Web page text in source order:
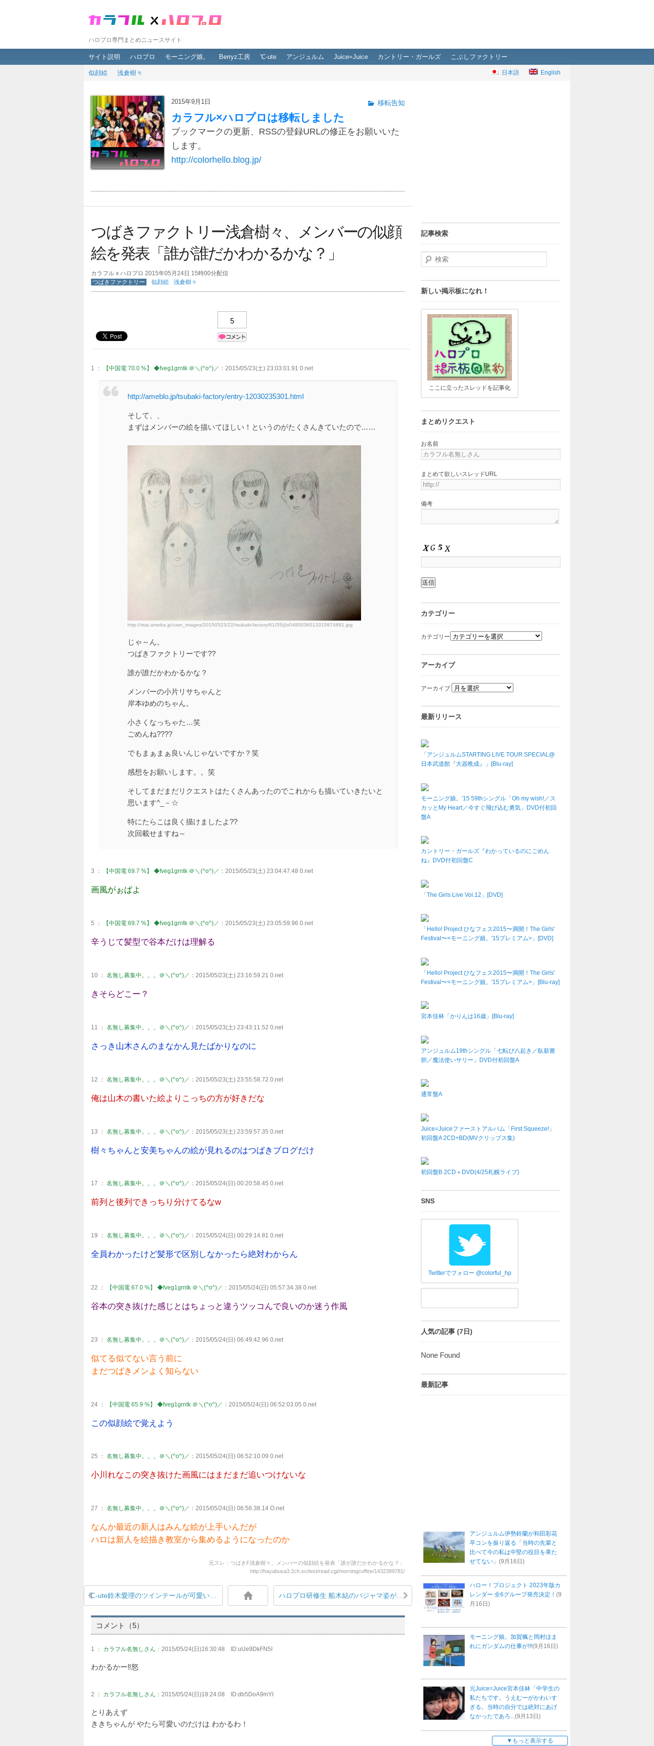
ハロプロ専門まとめニュースサイト
サイト説明 ハロプロ モーニング娘。 Berryz工房 ℃-ute アンジュルム Juice=Juice カントリー・ガールズ こぶしファクトリー
似顔絵 浅倉樹々 日本語 English
2015年9月1日 移転告知
カラフル×ハロプロは移転しました
ブックマークの更新、RSSの登録URLの修正をお願いいた
します。
http://colorhello.blog.jp/
つばきファクトリー浅倉樹々、メンバーの似顔
絵を発表「誰が誰だかわかるかな？」
カラフル x ハロプロ 2015年05月24日 15時00分配信
つばきファクトリー
似顔絵 浅倉樹々
5
1 ： 【中国電 70.0 %】 ◆fveg1grntk ＠＼(^o^)／ ：2015/05/23(土) 23:03:01.91 0.net
http://ameblo.jp/tsubaki-factory/entry-12030235301.html
そして、、
まずはメンバーの絵を描いてほしい！というのがたくさんきていたので……
http://stat.ameba.jp/user_images/20150523/22/tsubaki-factory/61/55/j/o0480036013315874881.jpg
じゃ～ん。
つばきファクトリーです??
誰が誰だかわかるかな？
メンバーの小片リサちゃんと
岸本ゆめのちゃん。
小さくなっちゃた…笑
ごめんね????
でもまぁまぁ良いんじゃないですか？笑
感想をお願いします。。笑
そしてまだまだリクエストはたくさんあったのでこれからも描いていきたいと
思います^_－☆
特にたらこは良く描けましたよ??
次回載せますね～
3 ： 【中国電 69.7 %】 ◆fveg1grntk ＠＼(^o^)／ ：2015/05/23(土) 23:04:47.48 0.net
画風がぉぱよ
5 ： 【中国電 69.7 %】 ◆fveg1grntk ＠＼(^o^)／ ：2015/05/23(土) 23:05:59.96 0.net
辛うじて髪型で谷本だけは理解る
10 ： 名無し募集中。。。＠＼(^o^)／ ：2015/05/23(土) 23:16:59.21 0.net
きそらどこー？
11 ： 名無し募集中。。。＠＼(^o^)／ ：2015/05/23(土) 23:43:11.52 0.net
さっき山木さんのまなかん見たばかりなのに
12 ： 名無し募集中。。。＠＼(^o^)／ ：2015/05/23(土) 23:55:58.72 0.net
俺は山木の書いた絵よりこっちの方が好きだな
13 ： 名無し募集中。。。＠＼(^o^)／ ：2015/05/23(土) 23:59:57.35 0.net
樹々ちゃんと安美ちゃんの絵が見れるのはつばきブログだけ
17 ： 名無し募集中。。。＠＼(^o^)／ ：2015/05/24(日) 00:20:58.45 0.net
前列と後列できっちり分けてるなw
19 ： 名無し募集中。。。＠＼(^o^)／ ：2015/05/24(日) 00:29:14.81 0.net
全員わかったけど髪形で区別しなかったら絶対わからん
22 ： 【中国電 67.0 %】 ◆fveg1grntk ＠＼(^o^)／ ：2015/05/24(日) 05:57:34.38 0.net
谷本の突き抜けた感じとはちょっと違うツッコんで良いのか迷う作風
23 ： 名無し募集中。。。＠＼(^o^)／ ：2015/05/24(日) 06:49:42.96 0.net
似てる似てない言う前に
まだつばきメンよく知らない
24 ： 【中国電 65.9 %】 ◆fveg1grntk ＠＼(^o^)／ ：2015/05/24(日) 06:52:03.05 0.net
この似顔絵で覚えよう
25 ： 名無し募集中。。。＠＼(^o^)／ ：2015/05/24(日) 06:52:10.09 0.net
小川れなこの突き抜けた画風にはまだまだ追いつけないな
27 ： 名無し募集中。。。＠＼(^o^)／ ：2015/05/24(日) 06:56:38.14 O.net
なんか最近の新人はみんな絵が上手いんだが
ハロは新人を絵描き教室から集めるようになったのか
元スレ：つばきF浅倉樹々、メンバーの似顔絵を発表「誰が誰だかわかるかな？」
http://hayabusa3.2ch.sc/test/read.cgi/morningcoffee/1432389781/
℃-ute鈴木愛理のツインテールが可愛いと話題 ハロプロ研修生 船木結のパジャマ姿が可愛いと話題
コメント（5）
1 ： カラフル名無しさん ：2015/05/24(日)16:30:48 ID:uUe9DkFN5I
わかるかー‼︎怒
2 ： カラフル名無しさん ：2015/05/24(日)18:24:08 ID:db5DoA9mYI
とりあえず
ききちゃんが やたら可愛いのだけは わかるわ！
記事検索
検索
新しい掲示板になれ！
ここに立ったスレッドを記事化
まとめリクエスト
お名前
まとめて欲しいスレッドURL
備考
カテゴリー
カテゴリー
アーカイブ
アーカイブ
最新リリース
「アンジュルムSTARTING LIVE TOUR SPECIAL@
日本武道館『大器晩成』」[Blu-ray]
モーニング娘。'15 59thシングル「Oh my wish!／ス
カッとMy Heart／今すぐ飛び込む勇気」DVD付初回
盤A
カントリー・ガールズ『わかっているのにごめん
ね』DVD付初回盤C
「The Girls Live Vol.12」[DVD]
「Hello! Project ひなフェス2015〜満開！The Girls'
Festival〜<モーニング娘。'15プレミアム>」[DVD]
「Hello! Project ひなフェス2015〜満開！The Girls'
Festival〜<モーニング娘。'15プレミアム>」[Blu-ray]
宮本佳林「かりんは16歳」[Blu-ray]
アンジュルム19thシングル「七転び八起き／臥薪嘗
胆／魔法使いサリー」DVD付初回盤A
通常盤A
Juice=Juiceファーストアルバム「First Squeeze!」
初回盤A 2CD+BD(MVクリップス集)
初回盤B 2CD＋DVD(4/25札幌ライブ)
SNS
Twitterでフォロー @colorful_hp
人気の記事 (7日)
None Found
最新記事
アンジュルム伊勢鈴蘭が和田彩花
卒コンを振り返る「当時の先輩と
比べて今の私は中堅の役目を果た
せてない」 (9月16日)
ハロー！プロジェクト 2023年版カ
レンダー 全6グループ発売決定！ (9
月16日)
モーニング娘。加賀楓と岡村ほま
れにガンダムの仕事が!!!(9月16日)
元Juice=Juice宮本佳林「中学生の
私たちです。うえむーがかわいす
ぎる。当時の自分では絶対にあげ
なかったであろ...(9月13日)
もっと表示する